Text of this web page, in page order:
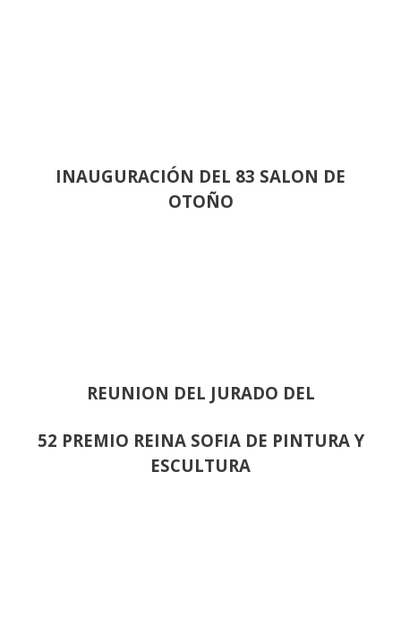
INAUGURACIÓN DEL 83 SALON DE
OTOÑO
REUNION DEL JURADO DEL
52 PREMIO REINA SOFIA DE PINTURA Y
ESCULTURA